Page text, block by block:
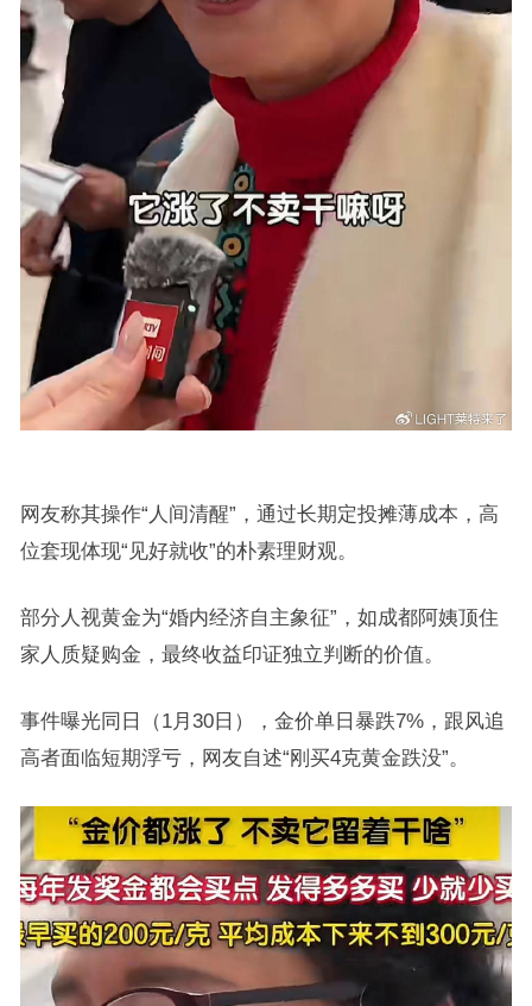
网友称其操作“人间清醒”，通过长期定投摊薄成本，高
位套现体现“见好就收”的朴素理财观。
部分人视黄金为“婚内经济自主象征”，如成都阿姨顶住
家人质疑购金，最终收益印证独立判断的价值。
事件曝光同日（1月30日），金价单日暴跌7%，跟风追
高者面临短期浮亏，网友自述“刚买4克黄金跌没”。